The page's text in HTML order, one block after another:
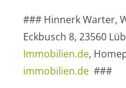
### Hinnerk Warter,
Eckbusch 8, 23560
Immobilien.de,
immobilien.de ###